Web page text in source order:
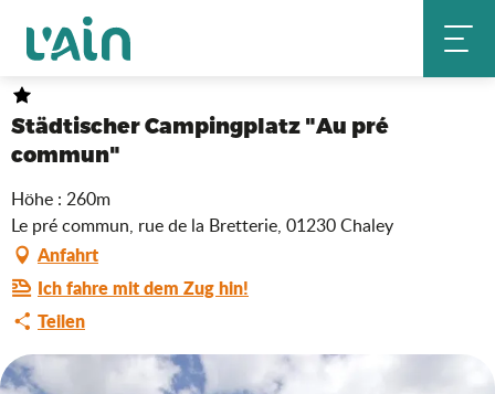
contenu
principal
Startseite
Städtischer Campingplatz "Au pré
commun"
Höhe : 260m
Le pré commun, rue de la Bretterie, 01230 Chaley
Anfahrt
Ich fahre mit dem Zug hin!
Teilen